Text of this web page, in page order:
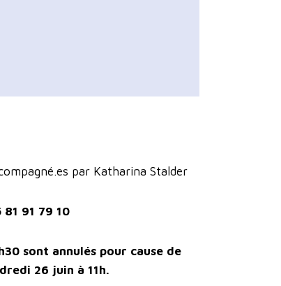
par Katharina Stalder
81 91 79 10
sont annulés pour cause de
26 juin à 11h.